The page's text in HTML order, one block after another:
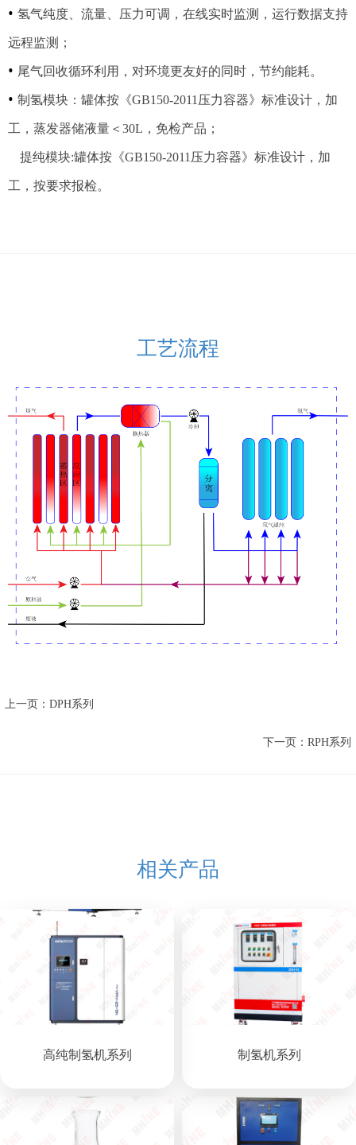
工艺流程
上一页：DPH系列
下一页：RPH系列
• 氢气纯度、流量、压力可调，在线实时监测，运行数据支持
远程监测；
• 尾气回收循环利用，对环境更友好的同时，节约能耗。
• 制氢模块：罐体按《GB150-2011压力容器》标准设计，加
工，蒸发器储液量＜30L，免检产品；
提纯模块:罐体按《GB150-2011压力容器》标准设计，加
工，按要求报检。
制氢机系列
高纯制氢机系列
相关产品